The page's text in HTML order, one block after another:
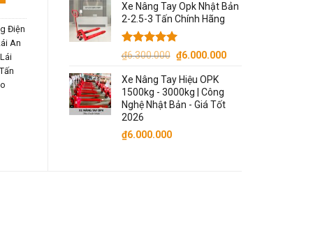
Điện
An
Xe Nâng Tay Opk Nhật Bản
2-2.5-3 Tấn Chính Hãng
Được xếp
5 sao
₫6.300.000 Giá
là:
₫6.300.000.
₫6.000.000Giá
₫6.000.000.
Xe Nâng Tay Hiệu OPK
1500kg - 3000kg | Công
Nghệ Nhật Bản - Giá Tốt
2026
₫6.000.000